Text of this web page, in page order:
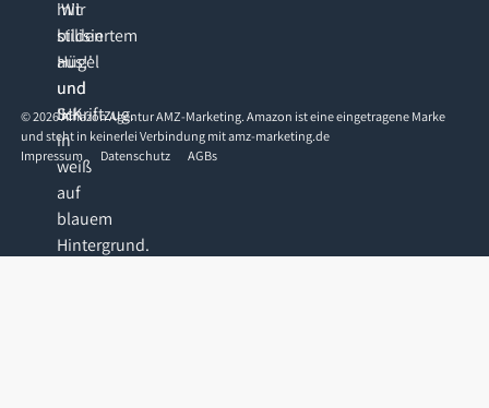
©2026Amazon Agentur AMZ-Marketing. Amazon ist eine eingetragene Marke
und steht in keinerlei Verbindung mit amz-marketing.de
Impressum
Datenschutz AGBs